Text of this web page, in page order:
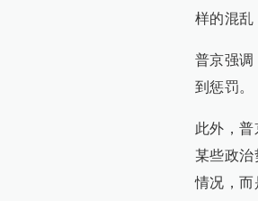
样的混乱
普京强调
到惩罚。
此外，普
某些政治
情况，而